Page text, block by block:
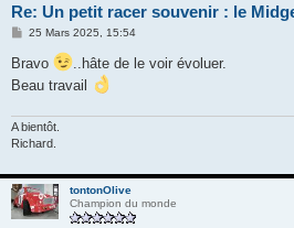
Re: Un petit racer souvenir : le
M
s
s
a
25 Mars 2025, 15:54
Bravo
..hâte de le voir évoluer.
Beau travail
A bientôt.
Richard.
tontonOlive
Champion du monde